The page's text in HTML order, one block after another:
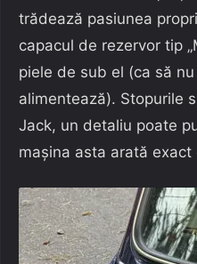
trădează pasiunea
capacul de rezervor tip
piele de sub el (ca să
alimentează). Stopurile
Jack, un detaliu poate
mașina asta arată exact